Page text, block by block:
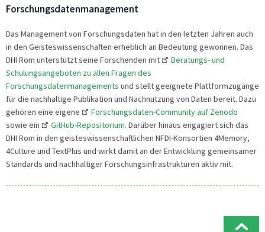
Forschungsdatenmanagement
Das Management von Forschungsdaten hat in den letzten Jahren auch
in den Geisteswissenschaften erheblich an Bedeutung gewonnen. Das
DHI Rom unterstützt seine Forschenden mit
Beratungs- und
Schulungsangeboten zu allen Fragen des
Forschungsdatenmanagements und stellt geeignete Plattformzugänge
für die nachhaltige Publikation und Nachnutzung von Daten bereit. Dazu
gehören eine eigene
Forschungsdaten-Community auf Zenodo
sowie ein
GitHub-Repositorium. Darüber hinaus engagiert sich das
DHI Rom in den geisteswissenschaftlichen NFDI-Konsortien 4Memory,
4Culture und TextPlus und wirkt damit an der Entwicklung gemeinsamer
Standards und nachhaltiger Forschungsinfrastrukturen aktiv mit.